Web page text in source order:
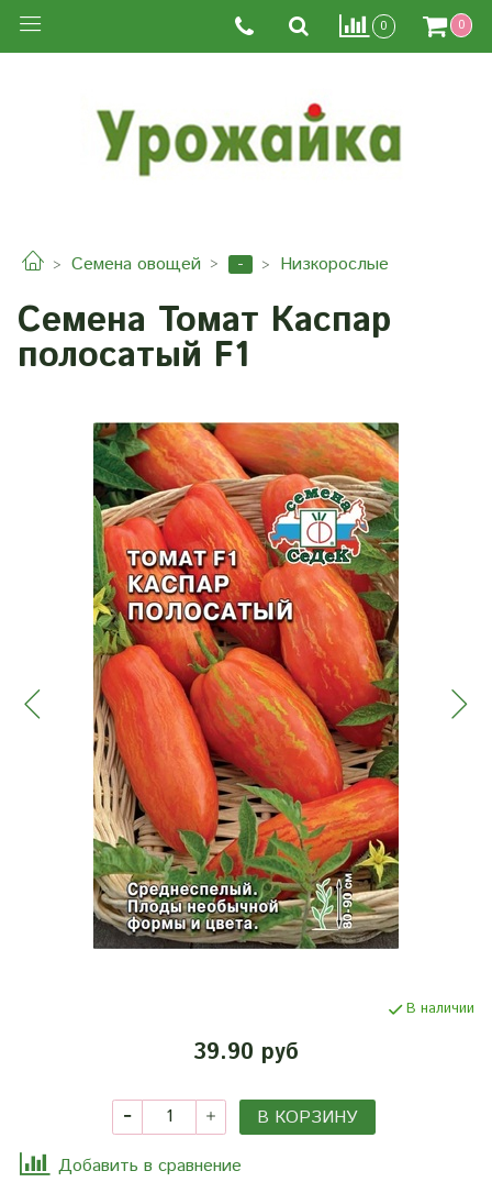
0 0
Семена овощей - Низкорослые
Семена Томат Каспар
полосатый F1
В наличии
39.90 руб
В КОРЗИНУ
Добавить в сравнение